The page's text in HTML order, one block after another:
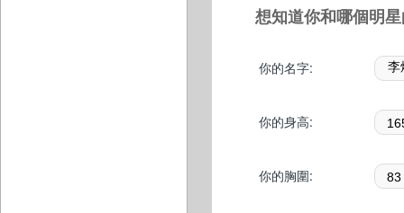
想知道你和哪個明
你的名字:
你的身高:
你的胸圍: